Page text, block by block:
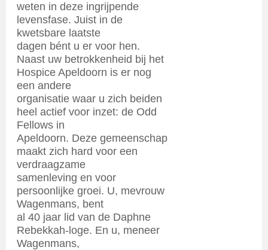
weten in deze ingrijpende
levensfase. Juist in de
kwetsbare laatste
dagen bént u er voor hen.
Naast uw betrokkenheid bij het
Hospice Apeldoorn is er nog
een andere
organisatie waar u zich beiden
heel actief voor inzet: de Odd
Fellows in
Apeldoorn. Deze gemeenschap
maakt zich hard voor een
verdraagzame
samenleving en voor
persoonlijke groei. U, mevrouw
Wagenmans, bent
al 40 jaar lid van de Daphne
Rebekkah-loge. En u, meneer
Wagenmans,